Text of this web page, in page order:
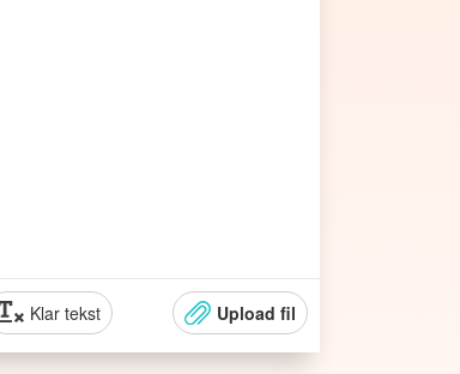
Upload fil
Klar tekst